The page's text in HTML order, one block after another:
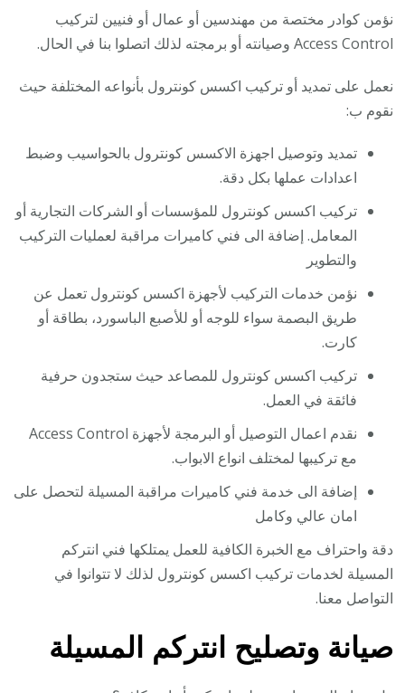
نؤمن كوادر مختصة من مهندسين أو عمال أو فنيين لتركيب
Access Control وصيانته أو برمجته لذلك اتصلوا بنا في الحال.
نعمل على تمديد أو تركيب اكسس كونترول بأنواعه المختلفة حيث
نقوم ب:
تمديد وتوصيل اجهزة الاكسس كونترول بالحواسيب وضبط
اعدادات عملها بكل دقة.
تركيب اكسس كونترول للمؤسسات أو الشركات التجارية أو
المعامل. إضافة الى فني كاميرات مراقبة لعمليات التركيب
والتطوير
نؤمن خدمات التركيب لأجهزة اكسس كونترول تعمل عن
طريق البصمة سواء للوجه أو للأصبع الباسورد، بطاقة أو
كارت.
تركيب اكسس كونترول للمصاعد حيث ستجدون حرفية
فائقة في العمل.
نقدم اعمال التوصيل أو البرمجة لأجهزة Access Control
مع تركيبها لمختلف انواع الابواب.
إضافة الى خدمة فني كاميرات مراقبة المسيلة لتحصل على
امان عالي وكامل
دقة واحتراف مع الخبرة الكافية للعمل يمتلكها فني انتركم
المسيلة لخدمات تركيب اكسس كونترول لذلك لا تتوانوا في
التواصل معنا.
صيانة وتصليح انتركم المسيلة